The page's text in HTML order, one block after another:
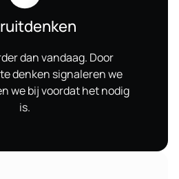
dan vandaag. Door
denken signaleren we
we bij voordat het nodig
is.